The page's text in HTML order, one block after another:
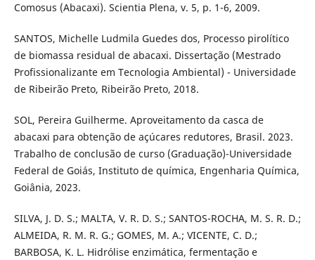
Comosus (Abacaxi). Scientia Plena, v. 5, p. 1-6, 2009.
SANTOS, Michelle Ludmila Guedes dos, Processo pirolítico
de biomassa residual de abacaxi. Dissertação (Mestrado
Profissionalizante em Tecnologia Ambiental) - Universidade
de Ribeirão Preto, Ribeirão Preto, 2018.
SOL, Pereira Guilherme. Aproveitamento da casca de
abacaxi para obtenção de açúcares redutores, Brasil. 2023.
Trabalho de conclusão de curso (Graduação)-Universidade
Federal de Goiás, Instituto de química, Engenharia Química,
Goiânia, 2023.
SILVA, J. D. S.; MALTA, V. R. D. S.; SANTOS-ROCHA, M. S. R. D.;
ALMEIDA, R. M. R. G.; GOMES, M. A.; VICENTE, C. D.;
BARBOSA, K. L. Hidrólise enzimática, fermentação e